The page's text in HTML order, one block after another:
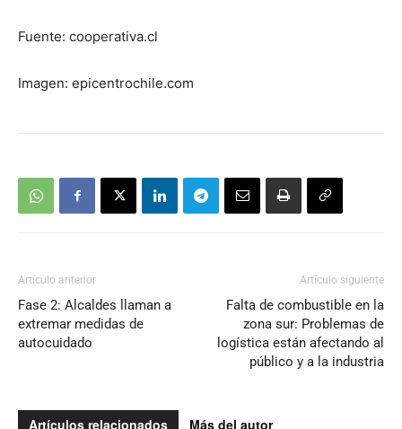
Fuente: cooperativa.cl
Imagen: epicentrochile.com
Artículo anterior
Fase 2: Alcaldes llaman a
extremar medidas de
autocuidado
Artículo siguiente
Falta de combustible en la
zona sur: Problemas de
logística están afectando al
público y a la industria
Artículos relacionados Más del autor